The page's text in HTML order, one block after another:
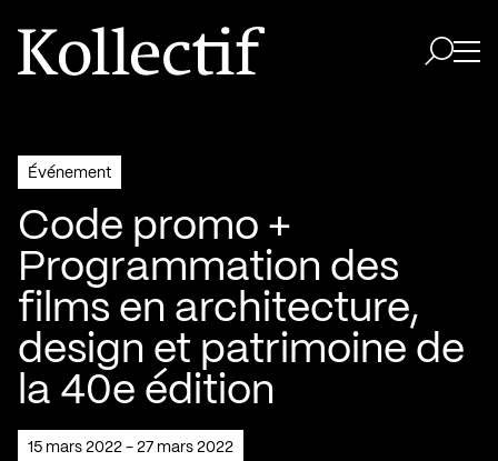
Aller à la page d'accueil
Logo Kollectif
Événement
Code promo +
Programmation des
films en architecture,
design et patrimoine de
la 40e édition
15 mars 2022 - 27 mars 2022